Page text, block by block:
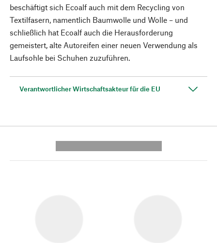
beschäftigt sich Ecoalf auch mit dem Recycling von
Textilfasern, namentlich Baumwolle und Wolle – und
schließlich hat Ecoalf auch die Herausforderung
gemeistert, alte Autoreifen einer neuen Verwendung als
Laufsohle bei Schuhen zuzuführen.
Verantwortlicher Wirtschaftsakteur für die EU